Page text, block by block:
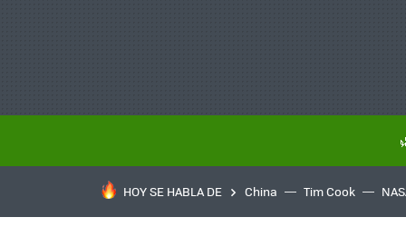
HOY SE HABLA DE China Tim Cook